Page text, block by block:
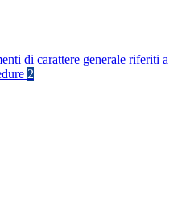
di carattere generale riferiti a
2